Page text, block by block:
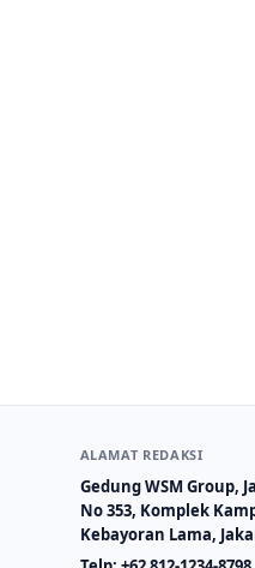
ALAMAT REDAKSI
Gedung WSM Group,
No 353, Komplek
Kebayoran Lama,